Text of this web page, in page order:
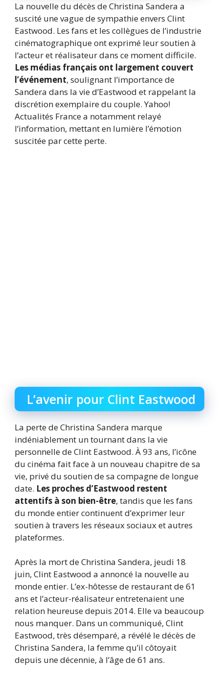
La nouvelle du décès de Christina Sandera a
suscité une vague de sympathie envers Clint
Eastwood. Les fans et les collègues de l’industrie
cinématographique ont exprimé leur soutien à
l’acteur et réalisateur dans ce moment difficile.
Les médias français ont largement couvert
l’événement, soulignant l’importance de
Sandera dans la vie d’Eastwood et rappelant la
discrétion exemplaire du couple. Yahoo!
Actualités France a notamment relayé
l’information, mettant en lumière l’émotion
suscitée par cette perte.
L’avenir pour Clint Eastwood
La perte de Christina Sandera marque
indéniablement un tournant dans la vie
personnelle de Clint Eastwood. À 93 ans, l’icône
du cinéma fait face à un nouveau chapitre de sa
vie, privé du soutien de sa compagne de longue
date. Les proches d’Eastwood restent
attentifs à son bien-être, tandis que les fans
du monde entier continuent d’exprimer leur
soutien à travers les réseaux sociaux et autres
plateformes.
Après la mort de Christina Sandera, jeudi 18
juin, Clint Eastwood a annoncé la nouvelle au
monde entier. L’ex-hôtesse de restaurant de 61
ans et l’acteur-réalisateur entretenaient une
relation heureuse depuis 2014. Elle va beaucoup
nous manquer. Dans un communiqué, Clint
Eastwood, très désemparé, a révélé le décès de
Christina Sandera, la femme qu’il côtoyait
depuis une décennie, à l’âge de 61 ans.